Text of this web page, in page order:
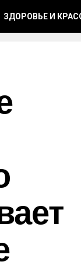
ЗДОРОВЬЕ И